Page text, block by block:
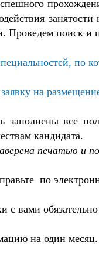
Проведем поиск и
по
заявку на
все
кандидата.
печатью и
по
с вами
на один месяц.